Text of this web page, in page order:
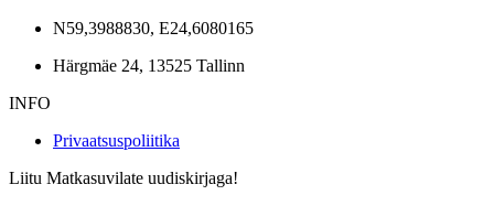
N59,3988830, E24,6080165
Härgmäe 24, 13525 Tallinn
INFO
Privaatsuspoliitika
Liitu Matkasuvilate uudiskirjaga!